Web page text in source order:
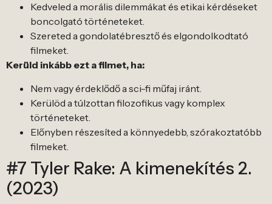
Kedveled a morális dilemmákat és etikai kérdéseket
boncolgató történeteket.
Szereted a gondolatébresztő és elgondolkodtató
filmeket.
Kerüld inkább ezt a filmet, ha:
Nem vagy érdeklődő a sci-fi műfaj iránt.
Kerülöd a túlzottan filozofikus vagy komplex
történeteket.
Előnyben részesíted a könnyedebb, szórakoztatóbb
filmeket.
#7 Tyler Rake: A kimenekítés 2.
(2023)